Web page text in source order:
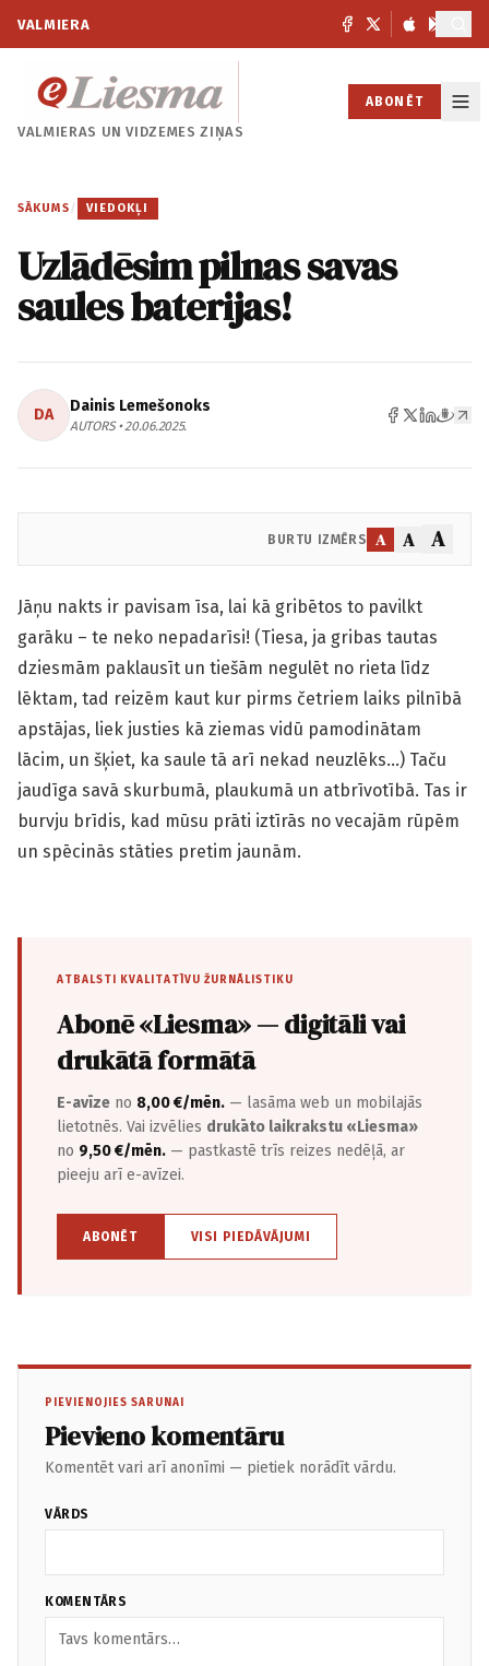
VALMIERA
VALMIERAS UNVIDZEMES ZIŅAS
ABONĒT
SĀKUMS / VIEDOKĻI
Uzlādēsim pilnas savas
saules baterijas!
DA Dainis Lemešonoks
AUTORS • 20.06.2025.
BURTU IZMĒRS A A A
Jāņu nakts ir pavisam īsa, lai kā gribētos to pavilkt
garāku – te neko nepadarīsi! (Tiesa, ja gribas tautas
dziesmām paklausīt un tiešām negulēt no rieta līdz
lēktam, tad reizēm kaut kur pirms četriem laiks pilnībā
apstājas, liek justies kā ziemas vidū pamodinātam
lācim, un šķiet, ka saule tā arī nekad neuzlēks…) Taču
jaudīga savā skurbumā, plaukumā un atbrīvotībā. Tas ir
burvju brīdis, kad mūsu prāti iztīrās no vecajām rūpēm
un spēcinās stāties pretim jaunām.
ATBALSTI KVALITATĪVU ŽURNĀLISTIKU
Abonē «Liesma» — digitāli vai
drukātā formātā
E-avīze no 8,00 €/mēn. — lasāma web un mobilajās
lietotnēs. Vai izvēlies drukāto laikrakstu «Liesma»
no 9,50 €/mēn. — pastkastē trīs reizes nedēļā, ar
pieeju arī e-avīzei.
ABONĒT VISI PIEDĀVĀJUMI
PIEVIENOJIES SARUNAI
Pievieno komentāru
Komentēt vari arī anonīmi — pietiek norādīt vārdu.
VĀRDS
KOMENTĀRS